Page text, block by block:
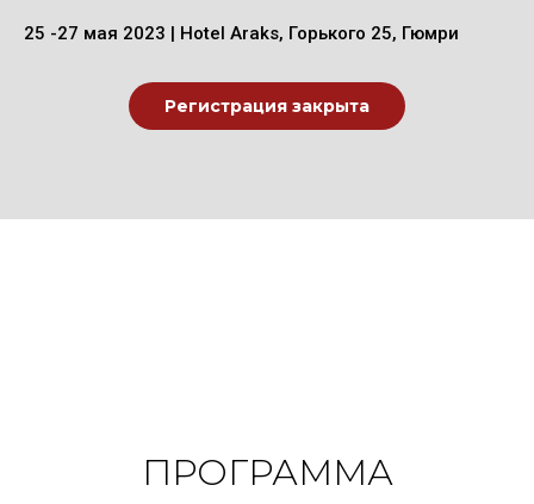
25 -27 мая 2023 | Hotel Araks, Горького 25, Гюмри
Регистрация закрыта
ПРОГРАММА